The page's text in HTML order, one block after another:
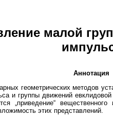
малой
Аннотация
геометрических методов
и группы движений
„приведение“
этих представлений.